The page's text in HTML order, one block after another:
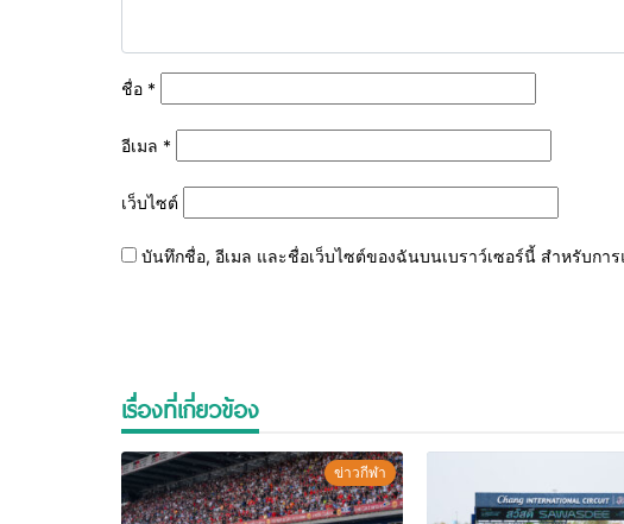
ชื่อ *
อีเมล *
เว็บไซต์
บันทึกชื่อ, อีเมล และชื่อเว็บไซต์ของฉันบนเบราว์เซอร์นี้ สำหรับกา
เรื่องที่เกี่ยวข้อง
ข่าวกีฬา